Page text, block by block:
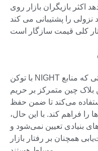
بازیگران بازار روی
را پشتیبانی می کند
با توکن NIGHT به عنوان دارایی حاکمیتی و خدماتی که منابع
بلاک چین متمرکز بر حریم
می‌کند تا ضمن حفظ
را فراهم کند. با این حال،
تعیین نمی‌شود و
همچنان بر رفتار بازار